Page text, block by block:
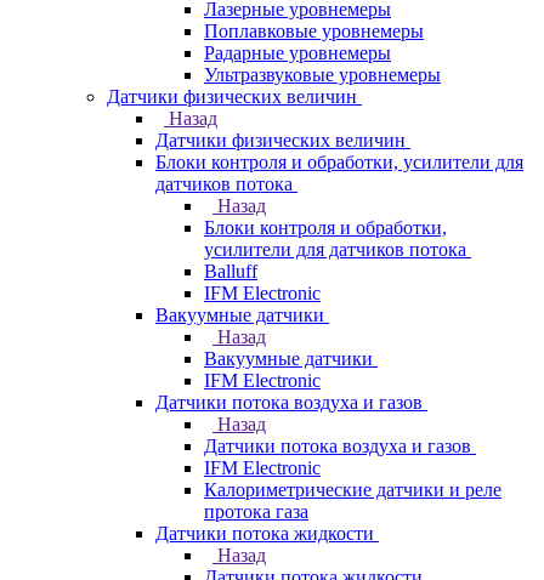
Лазерные уровнемеры
Поплавковые уровнемеры
Радарные уровнемеры
Ультразвуковые уровнемеры
Датчики физических величин
Назад
Датчики физических величин
Блоки контроля и обработки, усилители для
датчиков потока
Назад
Блоки контроля и обработки,
усилители для датчиков потока
Balluff
IFM Electronic
Вакуумные датчики
Назад
Вакуумные датчики
IFM Electronic
Датчики потока воздуха и газов
Назад
Датчики потока воздуха и газов
IFM Electronic
Калориметрические датчики и реле
протока газа
Датчики потока жидкости
Назад